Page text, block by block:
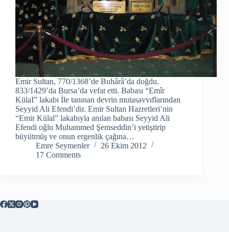
Emir Sultan, 770/1368’de Buhârâ’da doğdu.
833/1429’da Bursa’da vefat etti. Babası “Emîr
KülaI” lakabı İle tanınan devrin mutasavvıflarından
Seyyid Ali Efendi’dir. Emir Sultan Hazretleri’nin
“Emir Külal” lakabıyla anılan babası Seyyid Ali
Efendi oğlu Muhammed Şemseddin’i yetiştirip
büyütmüş ve onun ergenlik çağına…
Emre Seymenler
26 Ekim 2012
17 Comments